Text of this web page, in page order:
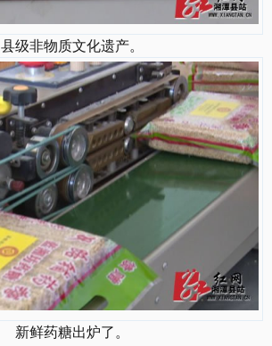
县级非物质文化遗产。
新鲜药糖出炉了。